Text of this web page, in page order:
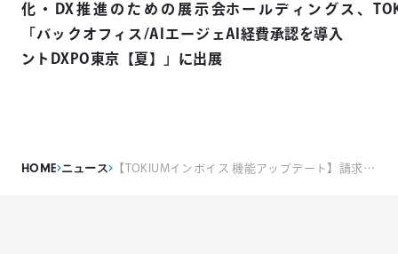
化・DX推進のための展示会
「バックオフィス/AIエージェ
ントDXPO東京【夏】」に出展
ホールディングス、
AI経費承認を導入
HOME ニュース 【TOKIUMインボイス 機能アップデート】請求書ラベルの上限が100件に